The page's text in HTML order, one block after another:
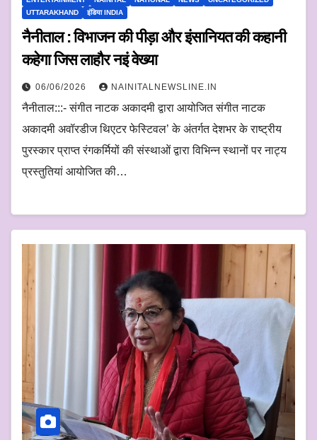
UTTARAKHAND
इंडिया INDIA
नैनीताल : विभाजन की पीड़ा और इंसानियत की कहानी
कहेगा जिस लाहौर नइं वेख्या
06/06/2026 NAINITALNEWSLINE.IN
नैनीताल:::- संगीत नाटक अकादमी द्वारा आयोजित संगीत नाटक
अकादमी अवॉरडीज थिएटर फेस्टिवल’ के अंतर्गत देशभर के राष्ट्रीय
पुरस्कार प्राप्त रंगकर्मियों की संस्थाओं द्वारा विभिन्न स्थानों पर नाट्य
प्रस्तुतियां आयोजित की…